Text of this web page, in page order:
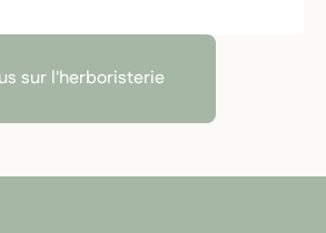
sur l'herboristerie